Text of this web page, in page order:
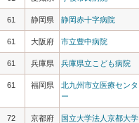
61 静岡県 静岡赤十字病院
61 大阪府 市立豊中病院
61 兵庫県 兵庫県立こども病院
61 福岡県
北九州市立医療センタ
ー
72 京都府
国立大学法人京都大学